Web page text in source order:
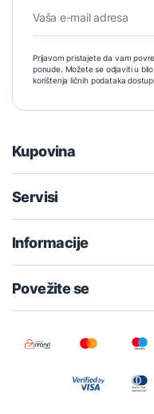
Prijavom pristajete da vam
ponude. Možete se odjaviti u
korištenja ličnih podataka
Kupovina
Servisi
Informacije
Povežite se